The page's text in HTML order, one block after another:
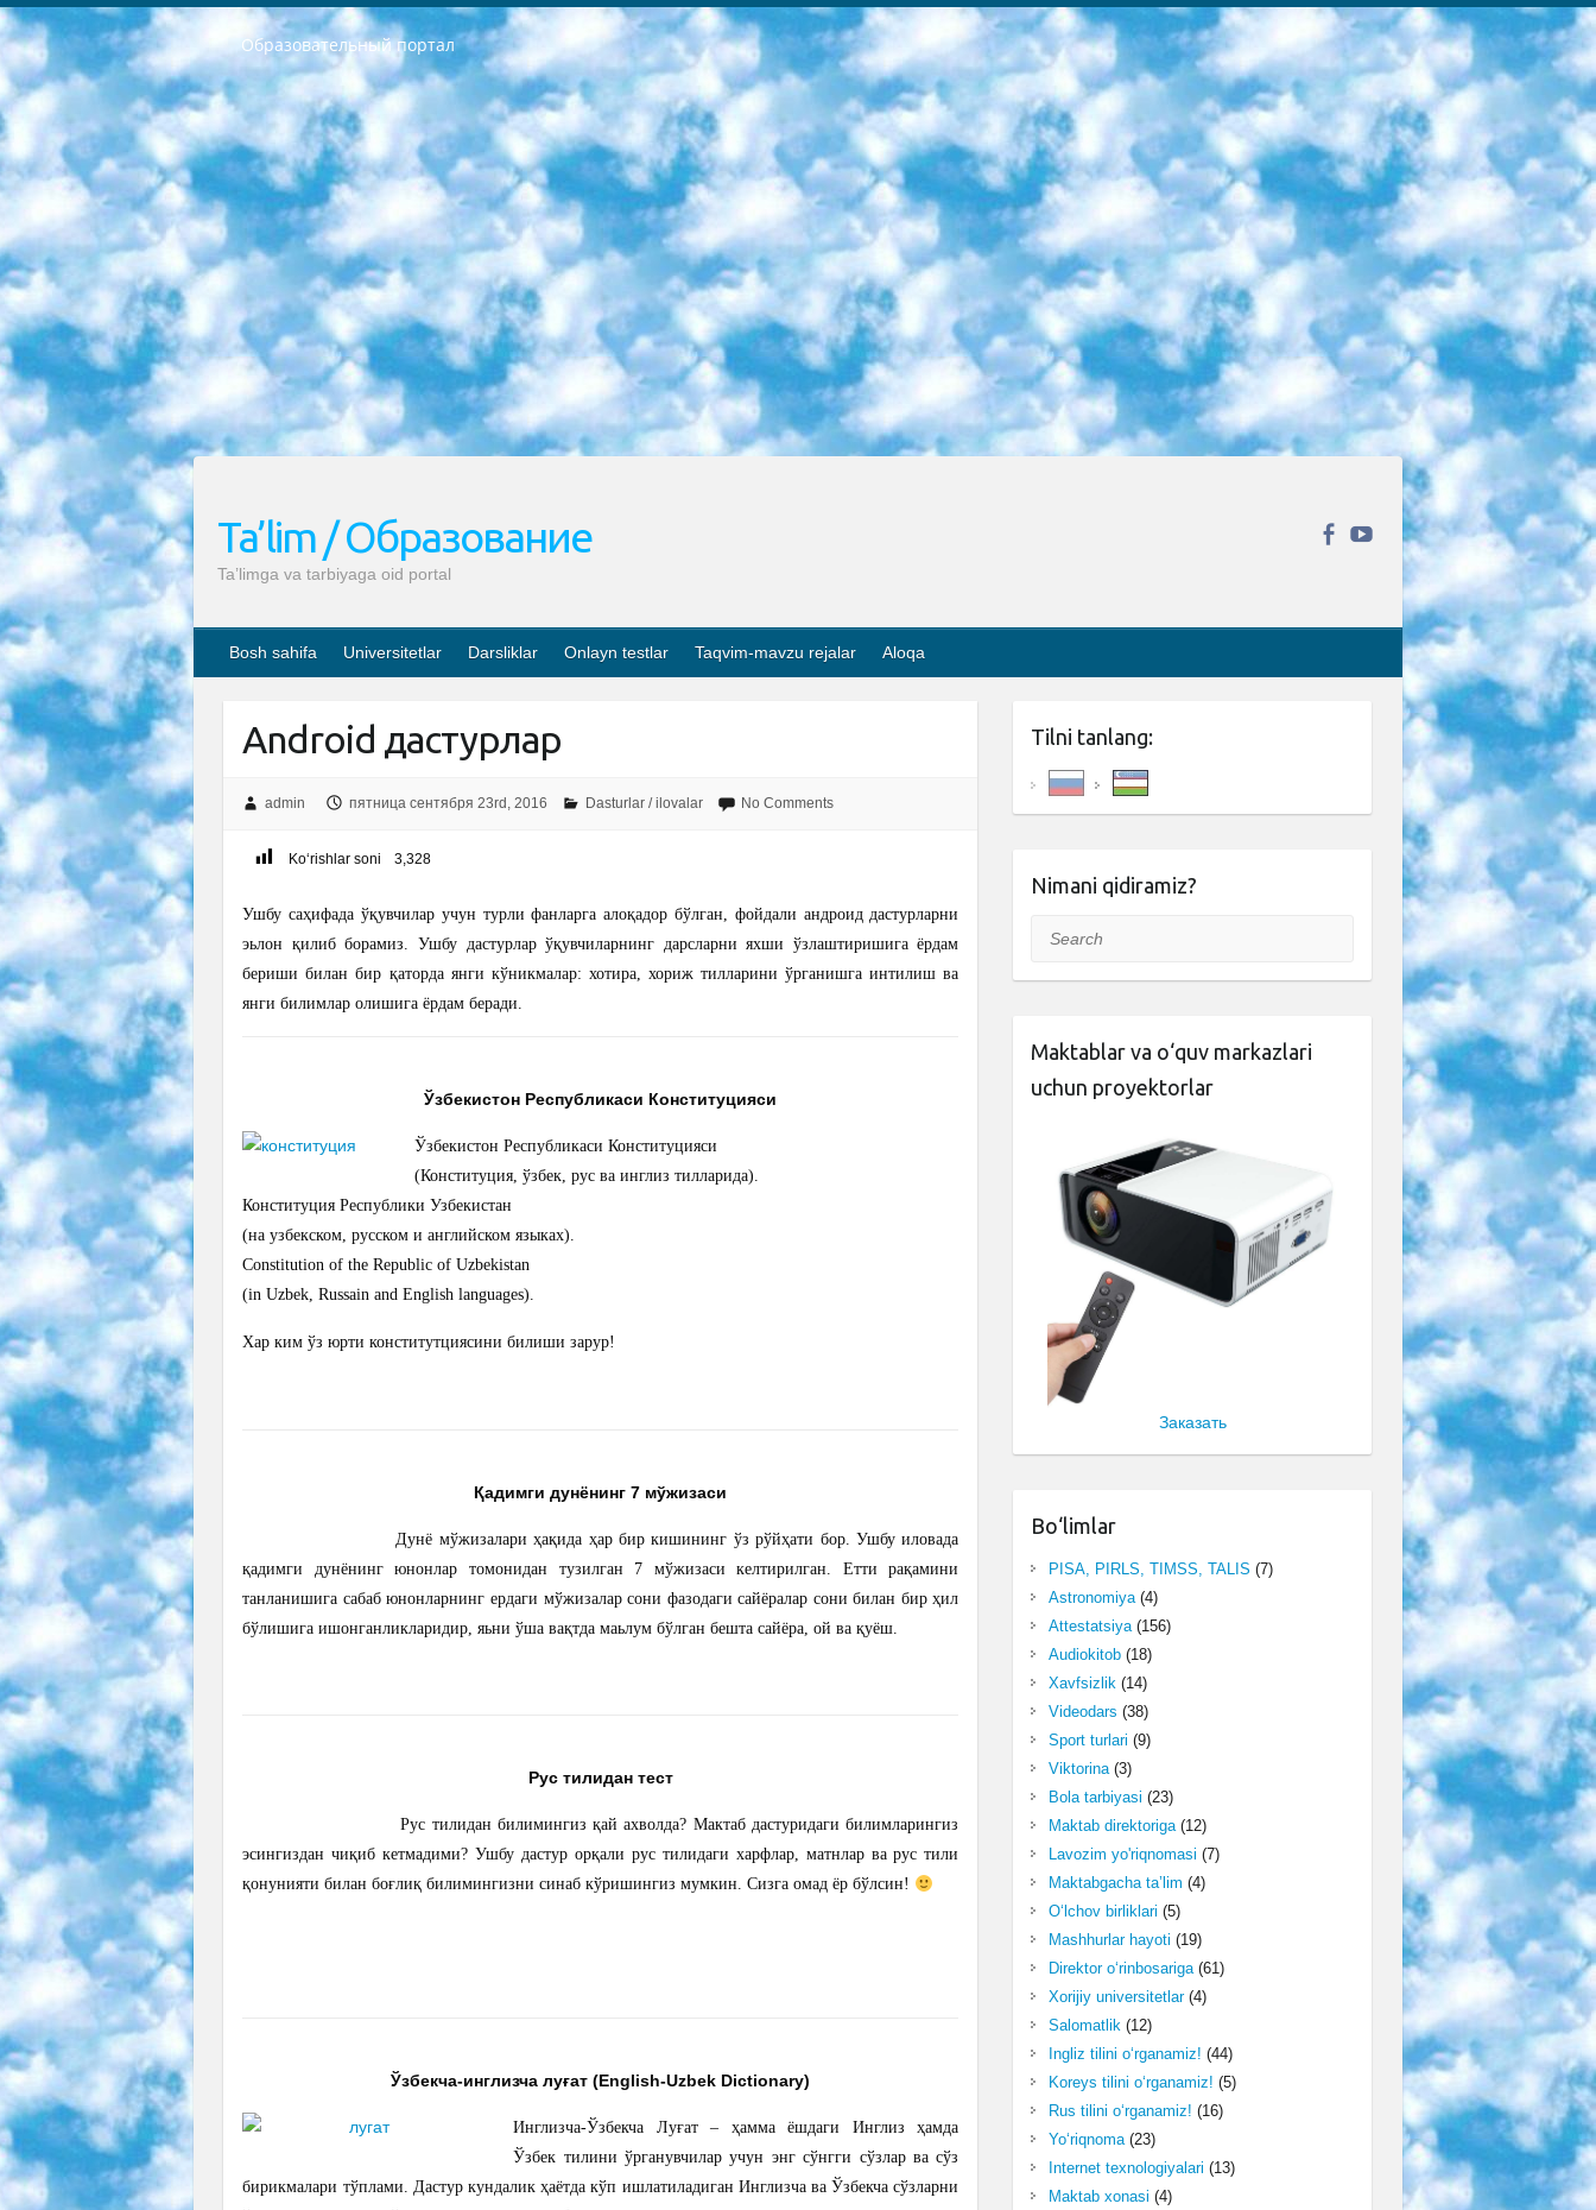
Образовательный портал
РЕСПУБЛИКА УЗБЕКИСТАН МИНИСТРЕРСТВО ДОШКОЛЬНОГО И ШКОЛЬНОГО ОБРАЗОВАНИЯ КОМАНДА в общеобразовательных учреждениях в 2023-2024 учебном году организация и проведение итоговой государственной аттестации обучающихся о Министра дошкольного и школьного образования Республики Узбекистан от 4 марта 2008 года (постановлением Минюста от 20 марта 2008 года № 1778 государственной регистрации) «Итоговое состояние учащихся общего среднего образования на основании положения об утверждении положения об аттестации общего среднего образования выпускной экзамен студентов в образовательных учреждениях в 2023-2024 учебном году В целях организации и прохождения аттестации приказываю: 1. Следующее: перечень предметов, по которым будет проводиться итоговая государственная аттестация и экзамен формы перевода согласно приложению 1; сертификаты международного образца, оценивающие уровень владения иностранными языками перечень согласно приложению 2; 2. Педагогический при специализированных образовательных учреждениях. научно-практический центр квалификации и международной оценки (Д.Давидова) 2024 г. До 25 марта: задания по предметам, по которым будет проводиться итоговая аттестация разработка и утверждение технических условий; итоговая аттестация на основании разработанного предметного задания разработка вопросов по предметам (устно и письменно), экзамен передача; общеобразовательные средние школы и специальные учебные заведения учащиеся выпускных классов школ и интернатов в агентской системе подготовка базы данных экзаменационных материалов и критериев оценки; перевод базы экзаменационных материалов на все языки обучения подать в Республиканский образовательный центр для изготовления; варианты экзаменов на основе разработанных контрольных материалов пусть будут поставлены задачи формирования. 3. Республиканский образовательный центр (Ш.Худайкулов) до 5 апреля 2024 года. до: база данных предоставленных экзаменационных материалов на все языки обучения перевод и экспертиза; для слепых, слабовидящих, глухих, слабослышащих и умственно отсталых детей учащиеся выпускных классов специализированных школ и школ-интернатов база данных экзаменационных материалов на всех преподаваемых языках подготовка критериев оценки; специализированные школы для умственно отсталых детей и технологии для учащихся выпускных классов школ-интернатов разработка соответствующих рекомендаций и критериев проведения ЕГЭ по естествознанию давать задания. 4. Педагогический при специализированных образовательных учреждениях. Научно-практический центр навыков и международной оценки (Д.Давидова), Республика образовательный центр (Худайкулов Ш.) итоговый государственный аттестационный экзамен ориентирован на творческое и логическое мышление при подготовке базы материалов учитывать введение заданий. 5. Следует отметить, что: сертификат государственного образца о знании общеобразовательного предмета и как минимум национальный уровень B1 по предметам на иностранных языках, указанным в Приложении 2. или международно признанный сертификат эквивалентного уровня студенты, изучающие определенный предмет, освобождаются от экзамена; по соответствующим предметам запланирована итоговая государственная аттестация за день до дня, путем жеребьевки Рабочей группой (в письменной форме по предметам, проводимым в форме) из числа сформированных вариантов выбрано 2 варианта; 2 выбранных варианта экзамена анонсированы на официальном сайте министерства и все выпускники по всей стране на основе этих вариантов проводит итоговую государственную аттестацию. 6. Государственное образование учащихся средних общеобразовательных учреждений. знания в соответствии с квалификационными требованиями, которые необходимо приобрести на основании стандартов итоговый (выпускной) контроль для 9 и 11 классов в целях тестирования Экзамены (далее – экзамены) состоят из предметов, перечисленных в приложении 1. будет сделано. 7. Экзамены пройдут с 26 мая по 15 июня 2024 г. (кроме науки физического воспитания). 8. Физическая для учащихся 9 классов общесредних образовательных учреждений. Экзамены по предмету «Образование, квалификация медицина» 1-6 мая 2024 года. сотрудники перевести под присмотр (с отклонениями в физическом или умственном развитии) специализированная школа для детей, школы-интернаты и со сколиозом школы-интернаты санаторного типа для больных детей исключены). 9. Он был слепым, слабовидящим и имел нарушения опорно-двигательного аппарата. экзамены в специализированных школах и интернатах для детей должны проводиться исходя из требований, предъявляемых к общеобразовательным учреждениям (физкультура кроме науки). 10. Специализированная школа для глухих и слабослышащих детей. и экзамены в интернатах и быть реализован в виде письменного теста по математике. 11. Специальность для умственно отсталых детей. Для 9 класса Родной язык и литературное письмо Государственный язык (язык обучения – узбекский). для неклассов) написано Математическое письмо Письменная/устная история Узбекистана Физическое воспитание практично Итоговый контроль Для 11 класса Написание родного языка и литературы (эссе) Математическое письмо Узбекский язык (обучение на узбекском языке) не посещающее общее среднее образование для учреждений)/Образовательное учреждение выбор письменный и устный Иностранный язык письменный/устный Письменная/устная история Узбекистана *По выбору студента:  Химия  Физика  Основы государственного права  География 10 бесплатных образовательных ресурсов - Мы составили подборку онлайн-проектов с интерактивными упражнениями, видеолекциями и статьями. Они помогут вам обрести новые и освежить старые знания бесплатно. 1. «ИНТУИТ» Старейшая образовательная площадка Рунета. Здесь вы найдёте сотни текстовых и видеокурсов на десятки различных тем — от программирования до психологии. Многие курсы подготовлены российскими университетами и крупными международными компаниями вроде Intel и Microsoft. Самостоятельное обучение бесплатное, но желающие могут оплатить услуги персональных наставников. 2. «Смартия» знакомит с актуальными профессиями и подсказывает, как им обучаться. Выбрав заинтересовавшую вас специальность — SMM-специалист, фотограф, веб-дизайнер или другую, — увидите список необходимых для неё умений. Чтобы вы могли освоить их самостоятельно, для каждого умения площадка отображает подборку ссылок на учебные материалы. Хотя «Смартия» ориентируется на русскоязычную аудиторию, часть контента всё же доступна только на английском. 3. «Лекторий Физтеха» Проект Московского физико-технического института (Физтеха). С его помощью вы можете смотреть онлайн серии лекций, записанные на видео в этом вузе. В числе доступных предметов — физика, биология, химия, информационные технологии и другие. К некоторым лекциям администрация ресурса прилагает готовые конспекты, которые можно скачивать в PDF-формате. 4. ITMOcourses Онлайн-площадка Санкт-Петербургского национального исследовательского университета информационных технологий, механики и оптики (ИТМО). Ресурс предоставляет свободный доступ к курсам, разработанным в этом вузе. Каталог материалов разбит на четыре категории: «Оптические системы и технологии», «Приборостроение и робототехника», «Информационные технологии» и «Биотехнологии». Курсы состоят из видеолекций, интерактивных демонстраций и заданий. 5. «КиберЛенинка» Электронная научная библиотека открытого доступа. Каталог площадки регулярно обрастает текстами статей из различных научных изданий. Сгруппированные по журналам и рубрикам публикации можно читать онлайн или скачивать целиком в PDF-формате. Проект нацелен на популяризацию науки за счёт открытого доступа к качественной информации. 6. «ПостНаука» На этом ресурсе публикуют подборки видеолекций, составленные экспертами из разных отраслей и объединённые общими темами. Среди них, к примеру, есть серии «Биоинформатика и геномика», «Культура средневековой Скандинавии» и Cinema Studies о теории кино. Каждая подборка лекций — логически связанная история, рассказанная экспертом от первого лица. Кроме того, на сайте появляются научно-образовательные статьи и тесты на разные темы. 7. «Newочём» Команда проекта «Newочём» отбирает самые интересные тексты из англоязычных СМИ и переводит те из них, за которые голосуют участники сообщества «ВКонтакте». По большей части это научно-популярные статьи. Редакторы придумывают лишь заголовки, в остальном содержание переводов соответствует оригиналам. Полные тексты можно читать прямо в социальной сети. 8. InternetUrok Онлайн-база материалов по основным дисциплинам школьной программы. Информация на сайте структурирована по классам, предметам и темам (урокам). Каждый урок состоит из видеолекций и конспектов. Есть также интерактивные тренажёры и тесты для закрепления пройденного материала. Даже если вы давно окончили школу, возможность повторить программу старших классов всегда может пригодиться. 9. Edutainme Ещё один ресурс об образовании. В отличие от Newtonew, как мне кажется, Edutainme больше ориентируется на представителей индустрии: педагогов, предпринимателей, разработчиков образовательных проектов. Но и любой, кто просто стремится к саморазвитию, найдёт на сайте много полезного и интересного для себя. Например, информацию о новых курсах и образовательных сервисах. 10. Newtonew Онлайн-медиа об образовании и обучении в широком смысле. Авторы Newtonew пишут об инструментах, заведениях, тактиках и стратегиях, которые помогают учить других и получать новые знания самостоятельно. На этой площадке вы найдёте новости, обзоры, аналитические мат
Ta’lim / Образование
Ta’limga va tarbiyaga oid portal
Bosh sahifa Universitetlar Darsliklar Onlayn testlar Taqvim-mavzu rejalar Aloqa
Android дастурлар
admin пятница сентября 23rd, 2016 Dasturlar / ilovalar No Comments
Ko‘rishlar soni 3,328
Ушбу саҳифада ўқувчилар учун турли фанларга алоқадор бўлган, фойдали андроид дастурларни
эьлон қилиб борамиз. Ушбу дастурлар ўқувчиларнинг дарсларни яхши ўзлаштиришига ёрдам
бериши билан бир қаторда янги кўникмалар: хотира, хориж тилларини ўрганишга интилиш ва
янги билимлар олишига ёрдам беради.
Ўзбекистон Республикаси Конституцияси
Ўзбекистон Республикаси Конституцияси
(Конституция, ўзбек, рус ва инглиз тилларида).
Конституция Республики Узбекистан
(на узбекском, русском и английском языках).
Constitution of the Republic of Uzbekistan
(in Uzbek, Russain and English languages).
Хар ким ўз юрти конститутциясини билиши зарур!
Қадимги дунёнинг 7 мўжизаси
Дунё мўжизалари ҳақида ҳар бир кишининг ўз рўйҳати бор. Ушбу иловада
қадимги дунёнинг юнонлар томонидан тузилган 7 мўжизаси келтирилган. Етти рақамини
танланишига сабаб юнонларнинг ердаги мўжизалар сони фазодаги сайёралар сони билан бир ҳил
бўлишига ишонганликларидир, яьни ўша вақтда маьлум бўлган бешта сайёра, ой ва қуёш.
Рус тилидан тест
Рус тилидан билимингиз қай ахволда? Мактаб дастуридаги билимларингиз
эсингиздан чиқиб кетмадими? Ушбу дастур орқали рус тилидаги харфлар, матнлар ва рус тили
қонунияти билан боғлиқ билимингизни синаб кўришингиз мумкин. Сизга омад ёр бўлсин!
Ўзбекча-инглизча луғат (English-Uzbek Dictionary)
Инглизча-Ўзбекча Луғат – ҳамма ёшдаги Инглиз ҳамда
Ўзбек тилини ўрганувчилар учун энг сўнгги сўзлар ва сўз
бирикмалари тўплами. Дастур кундалик ҳаётда кўп ишлатиладиган Инглизча ва Ўзбекча сўзларни
Tilni tanlang:
Nimani qidiramiz?
Search
Maktablar va o‘quv markazlari
uchun proyektorlar
Заказать
Bo‘limlar
PISA, PIRLS, TIMSS, TALIS (7)
Astronomiya(4)
Attestatsiya(156)
Audiokitob(18)
Xavfsizlik(14)
Videodars (38)
Sport turlari (9)
Viktorina(3)
Bola tarbiyasi (23)
Maktab direktoriga(12)
Lavozim yo'riqnomasi (7)
Maktabgacha ta’lim (4)
O‘lchov birliklari (5)
Mashhurlar hayoti (19)
Direktor o‘rinbosariga(61)
Xorijiy universitetlar(4)
Salomatlik(12)
Ingliz tilini o‘rganamiz! (44)
Koreys tilini o‘rganamiz! (5)
Rus tilini o‘rganamiz! (16)
Yo‘riqnoma(23)
Internet texnologiyalari (13)
Maktab xonasi (4)